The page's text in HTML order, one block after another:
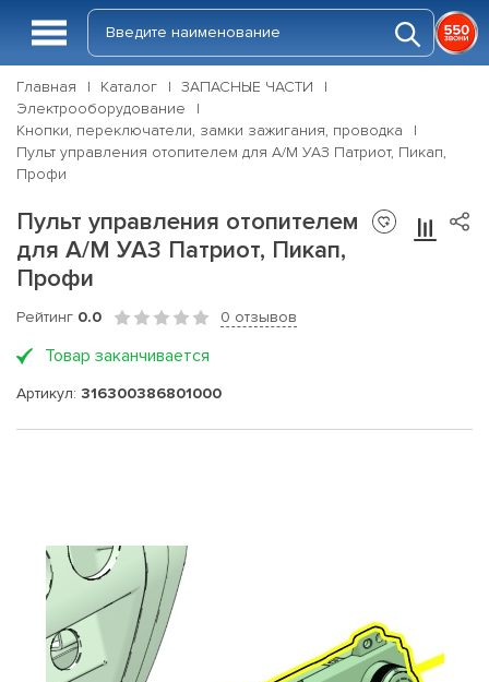
Главная Каталог
ЗАПАСНЫЕ ЧАСТИ
Электрооборудование
Кнопки, переключатели, замки зажигания, проводка
Пульт управления отопителем для А/М УАЗ Патриот, Пикап,
Профи
Пульт управления отопителем
для А/М УАЗ Патриот, Пикап,
Профи
Рейтинг 0.0 0 отзывов
Товар заканчивается
Артикул: 316300386801000